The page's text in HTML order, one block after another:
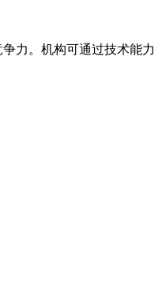
。机构可通过技术能